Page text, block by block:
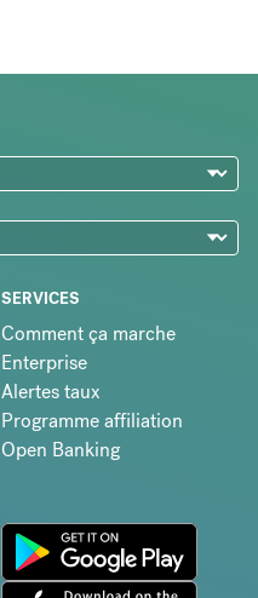
SERVICES
Comment ça marche
Enterprise
Alertes taux
Programme affiliation
Open Banking